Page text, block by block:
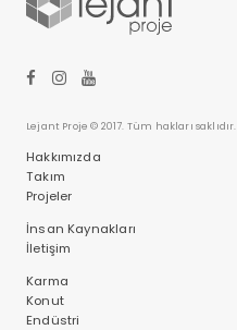
Lejant Proje © 2017. Tüm hakları saklıdır.
Hakkımızda
Takım
Projeler
İnsan Kaynakları
İletişim
Karma
Konut
Endüstri